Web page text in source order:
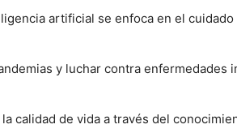
artificial se enfoca en el cuidado
y luchar contra enfermedades
calidad de vida a través del